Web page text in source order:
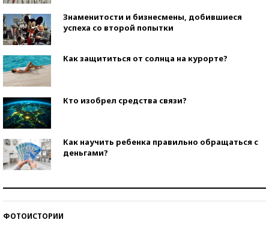
Знаменитости и бизнесмены, добившиеся
успеха со второй попытки
Как защититься от солнца на курорте?
Кто изобрел средства связи?
Как научить ребенка правильно обращаться с
деньгами?
ФОТОИСТОРИИ